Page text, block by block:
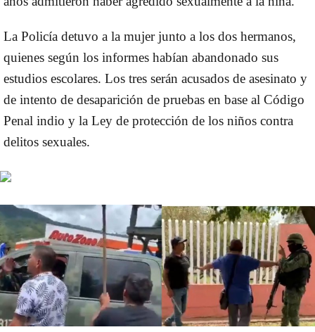
La Policía detuvo a la mujer junto a los dos hermanos,
quienes según los informes habían abandonado sus
estudios escolares. Los tres serán acusados de asesinato y
de intento de desaparición de pruebas en base al Código
Penal indio y la Ley de protección de los niños contra
delitos sexuales.